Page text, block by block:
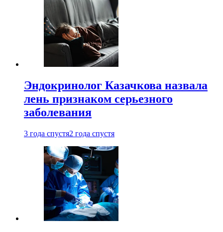
Эндокринолог Казачкова назвала
лень признаком серьезного
заболевания
3 года спустя2 года спустя